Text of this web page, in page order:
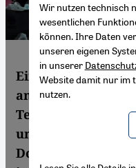
Einerseits
andererseits
Terrororganisation
um die
Doch auch die
Wir nutzen technisch
wesentlichen
können. Ihre Daten
unseren eigenen
in unserer
Website damit nur im
nutzen.